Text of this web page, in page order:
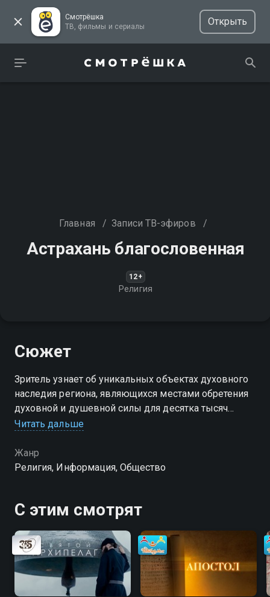
Смотрёшка
ТВ, фильмы и сериалы
Открыть
Главная / Записи ТВ-эфиров /
Астрахань благословенная
12+
Религия
Сюжет
Зритель узнает об уникальных объектах духовного
наследия региона, являющихся местами обретения
духовной и душевной силы для десятка тысяч
астраханцев и гостей города
Читать дальше
Жанр
Религия, Информация, Общество
С этим смотрят